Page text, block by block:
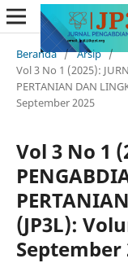
Beranda / Arsip /
Vol 3 No 1 (2025):
PERTANIAN DAN
September 2025
Vol 3 No 1
(JP3L):
September